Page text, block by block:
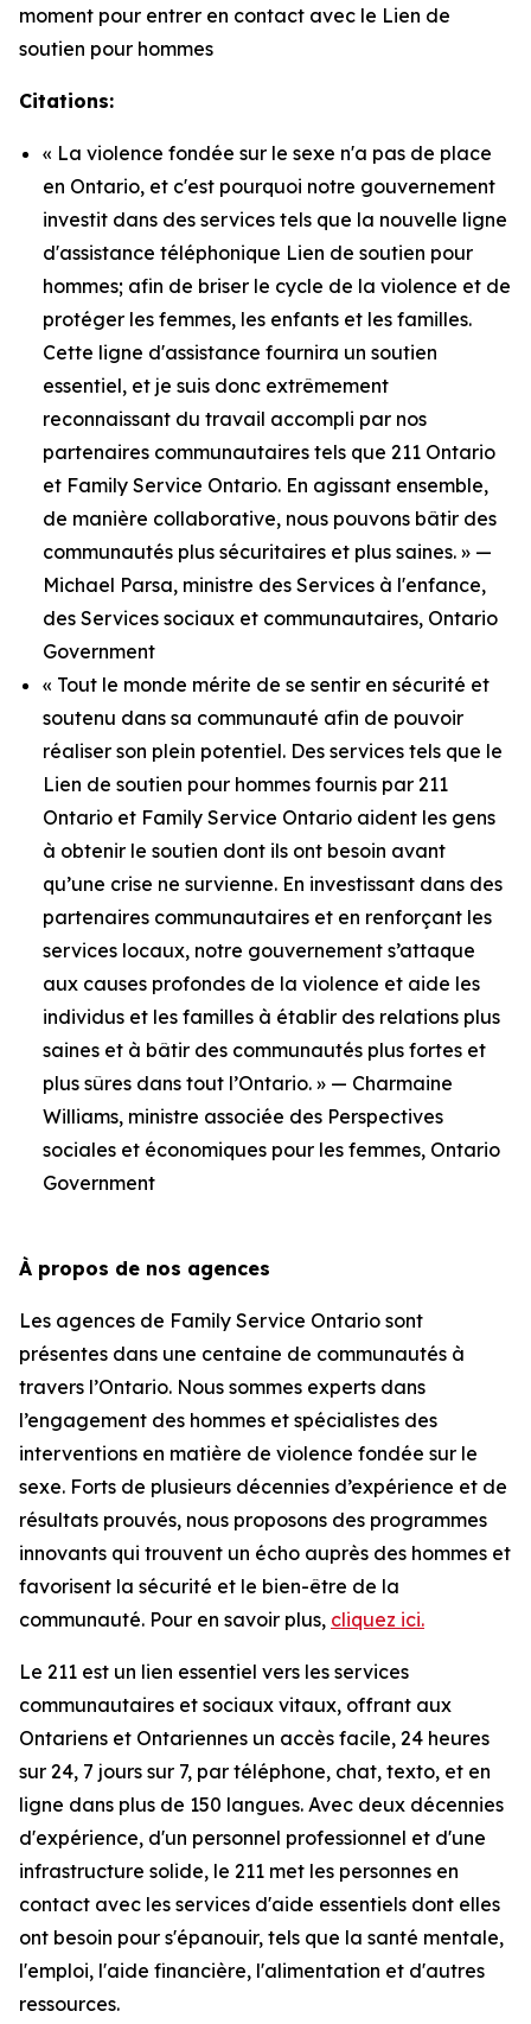
moment pour entrer en contact avec le Lien de
soutien pour hommes
Citations:
« La violence fondée sur le sexe n'a pas de place
en Ontario, et c'est pourquoi notre gouvernement
investit dans des services tels que la nouvelle ligne
d'assistance téléphonique Lien de soutien pour
hommes; afin de briser le cycle de la violence et de
protéger les femmes, les enfants et les familles.
Cette ligne d'assistance fournira un soutien
essentiel, et je suis donc extrêmement
reconnaissant du travail accompli par nos
partenaires communautaires tels que 211 Ontario
et Family Service Ontario. En agissant ensemble,
de manière collaborative, nous pouvons bâtir des
communautés plus sécuritaires et plus saines. » —
Michael Parsa, ministre des Services à l'enfance,
des Services sociaux et communautaires, Ontario
Government
« Tout le monde mérite de se sentir en sécurité et
soutenu dans sa communauté afin de pouvoir
réaliser son plein potentiel. Des services tels que le
Lien de soutien pour hommes fournis par 211
Ontario et Family Service Ontario aident les gens
à obtenir le soutien dont ils ont besoin avant
qu’une crise ne survienne. En investissant dans des
partenaires communautaires et en renforçant les
services locaux, notre gouvernement s’attaque
aux causes profondes de la violence et aide les
individus et les familles à établir des relations plus
saines et à bâtir des communautés plus fortes et
plus sûres dans tout l’Ontario. » — Charmaine
Williams, ministre associée des Perspectives
sociales et économiques pour les femmes, Ontario
Government
À propos de nos agences
Les agences de Family Service Ontario sont
présentes dans une centaine de communautés à
travers l’Ontario. Nous sommes experts dans
l’engagement des hommes et spécialistes des
interventions en matière de violence fondée sur le
sexe. Forts de plusieurs décennies d’expérience et de
résultats prouvés, nous proposons des programmes
innovants qui trouvent un écho auprès des hommes et
favorisent la sécurité et le bien-être de la
communauté. Pour en savoir plus, cliquez ici.
Le 211 est un lien essentiel vers les services
communautaires et sociaux vitaux, offrant aux
Ontariens et Ontariennes un accès facile, 24 heures
sur 24, 7 jours sur 7, par téléphone, chat, texto, et en
ligne dans plus de 150 langues. Avec deux décennies
d'expérience, d'un personnel professionnel et d'une
infrastructure solide, le 211 met les personnes en
contact avec les services d'aide essentiels dont elles
ont besoin pour s'épanouir, tels que la santé mentale,
l'emploi, l'aide financière, l'alimentation et d'autres
ressources.